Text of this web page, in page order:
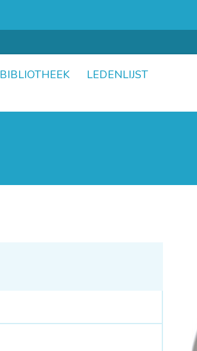
BIBLIOTHEEK
LEDENLIJST